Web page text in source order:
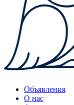
Объявления
О нас